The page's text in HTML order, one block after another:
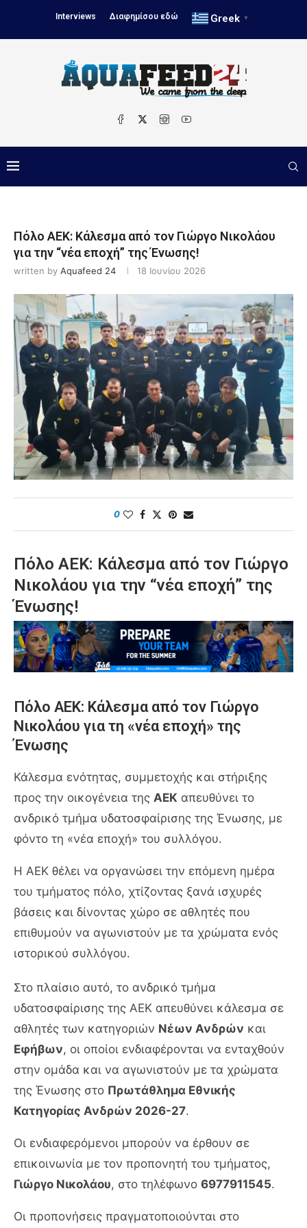
Interviews Διαφημίσου εδώ Greek ▼
Πόλο ΑΕΚ: Κάλεσμα από τον Γιώργο Νικολάου
για την “νέα εποχή” της Ένωσης!
written by Aquafeed 24 18 Ιουνίου 2026
0
Πόλο ΑΕΚ: Κάλεσμα από τον Γιώργο
Νικολάου για την “νέα εποχή” της
Ένωσης!
Πόλο ΑΕΚ: Κάλεσμα από τον Γιώργο
Νικολάου για τη «νέα εποχή» της
Ένωσης
Κάλεσμα ενότητας, συμμετοχής και στήριξης
προς την οικογένεια της ΑΕΚ απευθύνει το
ανδρικό τμήμα υδατοσφαίρισης της Ένωσης, με
φόντο τη «νέα εποχή» του συλλόγου.
Η ΑΕΚ θέλει να οργανώσει την επόμενη ημέρα
του τμήματος πόλο, χτίζοντας ξανά ισχυρές
βάσεις και δίνοντας χώρο σε αθλητές που
επιθυμούν να αγωνιστούν με τα χρώματα ενός
ιστορικού συλλόγου.
Στο πλαίσιο αυτό, το ανδρικό τμήμα
υδατοσφαίρισης της ΑΕΚ απευθύνει κάλεσμα σε
αθλητές των κατηγοριών Νέων Ανδρών και
Εφήβων, οι οποίοι ενδιαφέρονται να ενταχθούν
στην ομάδα και να αγωνιστούν με τα χρώματα
της Ένωσης στο Πρωτάθλημα Εθνικής
Κατηγορίας Ανδρών 2026-27.
Οι ενδιαφερόμενοι μπορούν να έρθουν σε
επικοινωνία με τον προπονητή του τμήματος,
Γιώργο Νικολάου, στο τηλέφωνο 6977911545.
Οι προπονήσεις πραγματοποιούνται στο